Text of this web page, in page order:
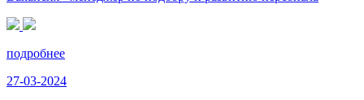
подробнее
27-03-2024